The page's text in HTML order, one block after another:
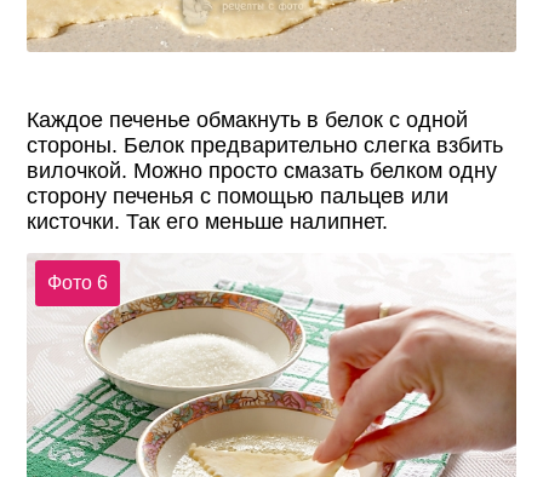
Каждое печенье обмакнуть в белок с одной
стороны. Белок предварительно слегка взбить
вилочкой. Можно просто смазать белком одну
сторону печенья с помощью пальцев или
кисточки. Так его меньше налипнет.
Фото 6